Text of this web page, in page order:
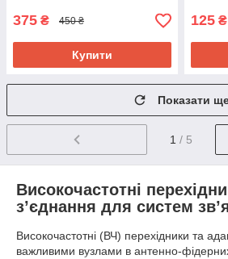
375 ₴ 450 ₴
Купити
125 ₴
Показати
1 / 5
Високочастотні
з’єднання для систем
Високочастотні (ВЧ) перехідники та
важливими вузлами в антенно-